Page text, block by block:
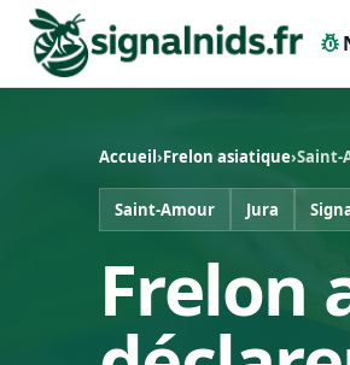
pest_control
Accueil›Frelon asiatique›Saint-
Saint-Amour Jura
Frelon